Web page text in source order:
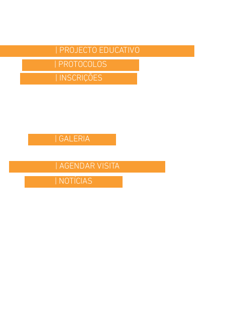
| PROJECTO EDUCATIVO
| PROTOCOLOS
| INSCRIÇÕES
| GALERIA
| AGENDAR VISITA
| NOTÍCIAS